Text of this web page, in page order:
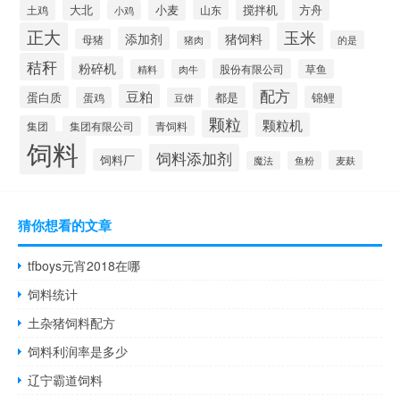
土鸡 大北 小鸡 小麦 山东 搅拌机 方舟
正大 母猪 添加剂 猪肉 猪饲料 玉米 的是
秸秆 粉碎机 精料 肉牛 股份有限公司 草鱼
蛋白质 蛋鸡 豆粕 豆饼 都是 配方 锦鲤
集团 集团有限公司 青饲料 颗粒 颗粒机
饲料 饲料厂 饲料添加剂 魔法 鱼粉 麦麸
猜你想看的文章
tfboys元宵2018在哪
饲料统计
土杂猪饲料配方
饲料利润率是多少
辽宁霸道饲料